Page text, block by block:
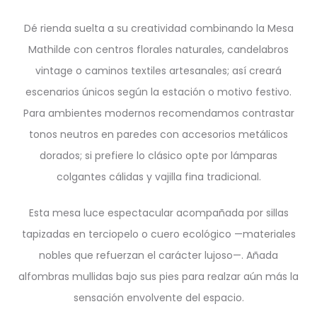
Dé rienda suelta a su creatividad combinando la Mesa
Mathilde con centros florales naturales, candelabros
vintage o caminos textiles artesanales; así creará
escenarios únicos según la estación o motivo festivo.
Para ambientes modernos recomendamos contrastar
tonos neutros en paredes con accesorios metálicos
dorados; si prefiere lo clásico opte por lámparas
colgantes cálidas y vajilla fina tradicional.
Esta mesa luce espectacular acompañada por sillas
tapizadas en terciopelo o cuero ecológico —materiales
nobles que refuerzan el carácter lujoso—. Añada
alfombras mullidas bajo sus pies para realzar aún más la
sensación envolvente del espacio.